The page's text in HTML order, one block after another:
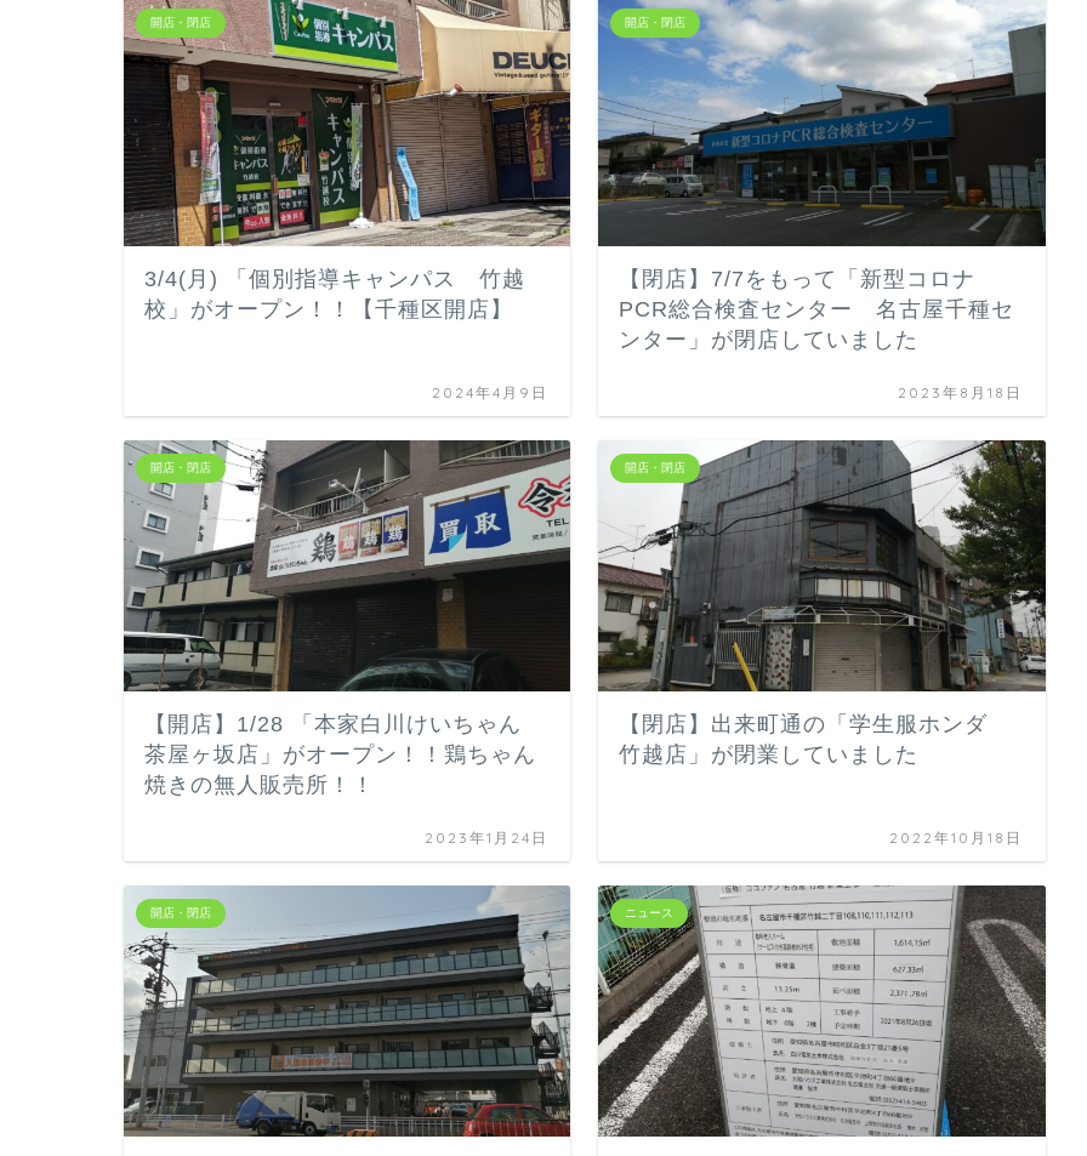
開店・閉店
3/4(月) 「個別指導キャンパス 竹越
校」がオープン！！【千種区開店】
2024年4月9日
開店・閉店
【閉店】7/7をもって「新型コロナ
PCR総合検査センター 名古屋千種セ
ンター」が閉店していました
2023年8月18日
開店・閉店
【開店】1/28 「本家白川けいちゃん
茶屋ヶ坂店」がオープン！！鶏ちゃん
焼きの無人販売所！！
2023年1月24日
開店・閉店
【閉店】出来町通の「学生服ホンダ
竹越店」が閉業していました
2022年10月18日
開店・閉店 ニュース